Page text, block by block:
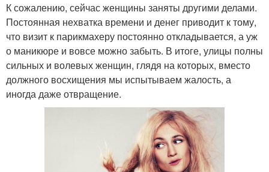
К сожалению, сейчас женщины заняты другими делами.
Постоянная нехватка времени и денег приводит к тому,
что визит к парикмахеру постоянно откладывается, а уж
о маникюре и вовсе можно забыть. В итоге, улицы полны
сильных и волевых женщин, глядя на которых, вместо
должного восхищения мы испытываем жалость, а
иногда даже отвращение.